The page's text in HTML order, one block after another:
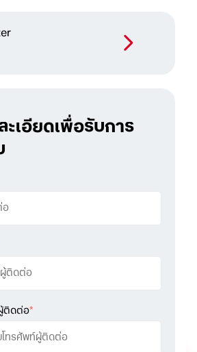
เอียดเพื่อรับการ
ติดต่อ*